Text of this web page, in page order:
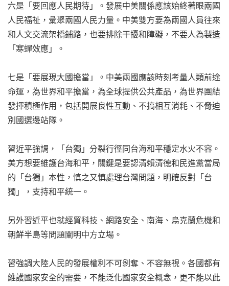
六是「要回應人民期待」。發展中美關係應該始終著眼兩國
人民福祉，彙聚兩國人民力量。中美雙方要為兩國人員往來
和人文交流架橋鋪路，也要排除干擾和障礙，不要人為製造
「寒蟬效應」。
七是「要展現大國擔當」。中美兩國應該時刻考量人類前途
命運，為世界和平擔當，為全球提供公共產品，為世界團結
發揮積極作用，包括開展良性互動、不搞相互消耗、不脅迫
別國選邊站隊。
習近平強調，「台獨」分裂行徑同台海和平穩定水火不容。
美方想要維護台海和平，關鍵是要認清賴清德和民進黨當局
的「台獨」本性，慎之又慎處理台灣問題，明確反對「台
獨」，支持和平統一。
另外習近平也就經貿科技、網路安全、南海、烏克蘭危機和
朝鮮半島等問題闡明中方立場。
習強調大陸人民的發展權利不可剝奪、不容無視。各國都有
維護國家安全的需要，不能泛化國家安全概念，更不能以此